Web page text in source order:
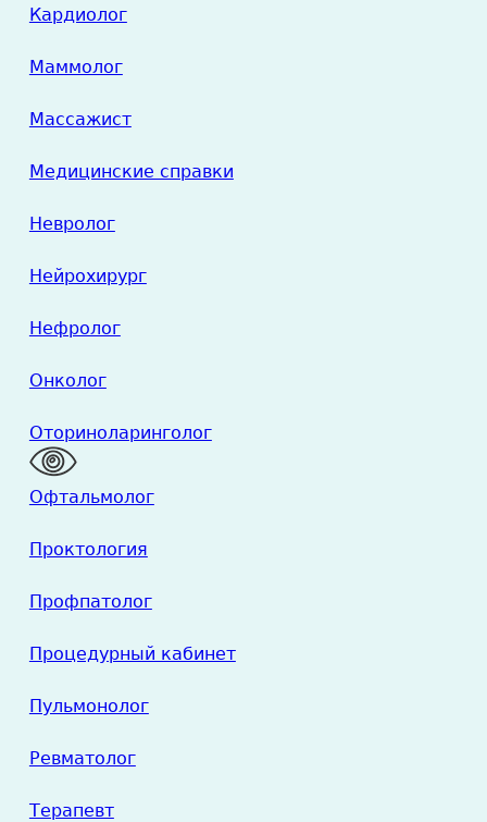
Кардиолог
Маммолог
Массажист
Медицинские справки
Невролог
Нейрохирург
Нефролог
Онколог
Оториноларинголог
Офтальмолог
Проктология
Профпатолог
Процедурный кабинет
Пульмонолог
Ревматолог
Терапевт